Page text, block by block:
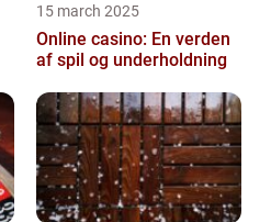
15 march 2025
Online casino: En verden
af spil og underholdning